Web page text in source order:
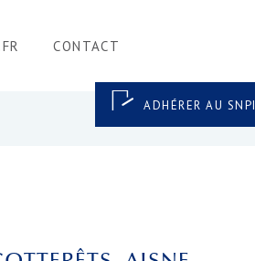
CONTACT
ADHÉRER AU SNPI